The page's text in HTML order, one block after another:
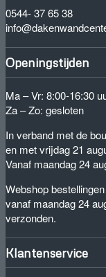
0544- 37 65 38
Openingstijden
Ma – Vr: 8:00-16:30
Za – Zo: gesloten
In verband met de
en met vrijdag 21
Vanaf maandag 24
Webshop
vanaf maandag 24
verzonden.
Klantenservice